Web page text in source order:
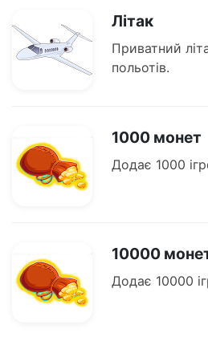
Літак
Приватний
польотів.
1000 монет
Додає 1000
10000
Додає 10000